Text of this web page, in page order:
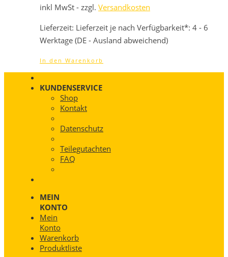
war:
699,00 €
ist:
671,04 €.
inkl MwSt - zzgl. Versandkosten
Lieferzeit: Lieferzeit je nach Verfügbarkeit*: 4 - 6
Werktage (DE - Ausland abweichend)
In den Warenkorb
KUNDENSERVICE
Shop
Kontakt
Datenschutz
Teilegutachten
FAQ
MEIN
KONTO
Mein
Konto
Warenkorb
Produktliste